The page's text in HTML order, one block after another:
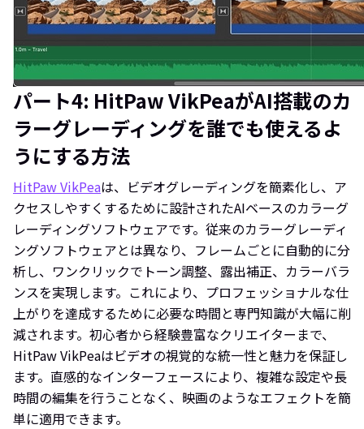
パート4: HitPaw VikPeaがAI搭載のカ
ラーグレーディングを誰でも使えるよ
うにする方法
HitPaw VikPeaは、ビデオグレーディングを簡素化し、ア
クセスしやすくするために設計されたAIベースのカラーグ
レーディングソフトウェアです。従来のカラーグレーディ
ングソフトウェアとは異なり、フレームごとに自動的に分
析し、ワンクリックでトーン調整、露出補正、カラーバラ
ンスを実現します。これにより、プロフェッショナルな仕
上がりを達成するために必要な時間と専門知識が大幅に削
減されます。初心者から経験豊富なクリエイターまで、
HitPaw VikPeaはビデオの視覚的な統一性と魅力を保証し
ます。直感的なインターフェースにより、複雑な設定や長
時間の編集を行うことなく、映画のようなエフェクトを簡
単に適用できます。